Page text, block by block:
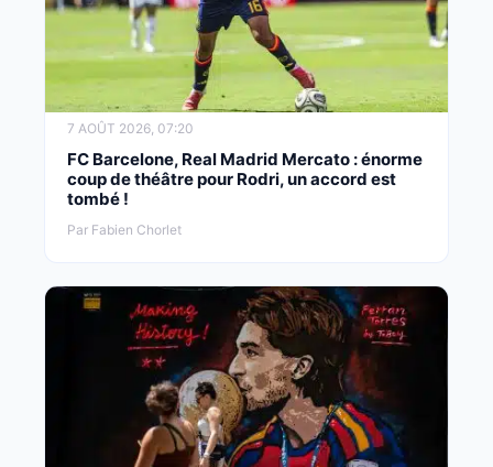
7 AOÛT 2026, 07:20
FC Barcelone, Real Madrid Mercato : énorme
coup de théâtre pour Rodri, un accord est
tombé !
Par Fabien Chorlet